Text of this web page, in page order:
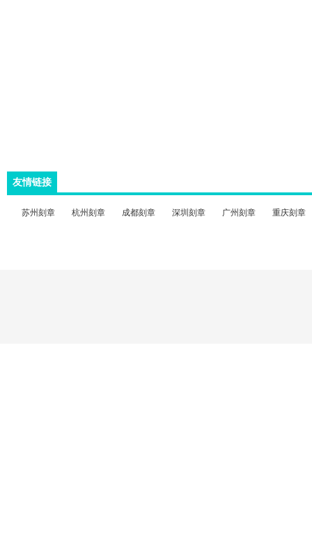
友情链接
苏州刻章 杭州刻章 成都刻章 深圳刻章 广州刻章 重庆刻章